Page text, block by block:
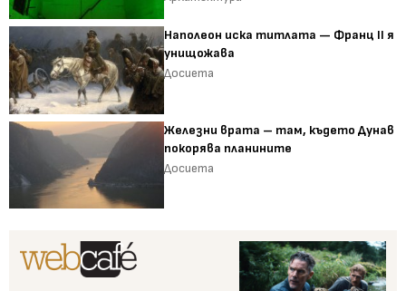
Наполеон иска титлата — Франц II я
унищожава
Досиета
Железни врата – там, където Дунав
покорява планините
Досиета